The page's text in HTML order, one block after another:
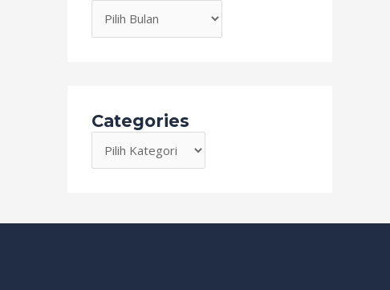
Categories